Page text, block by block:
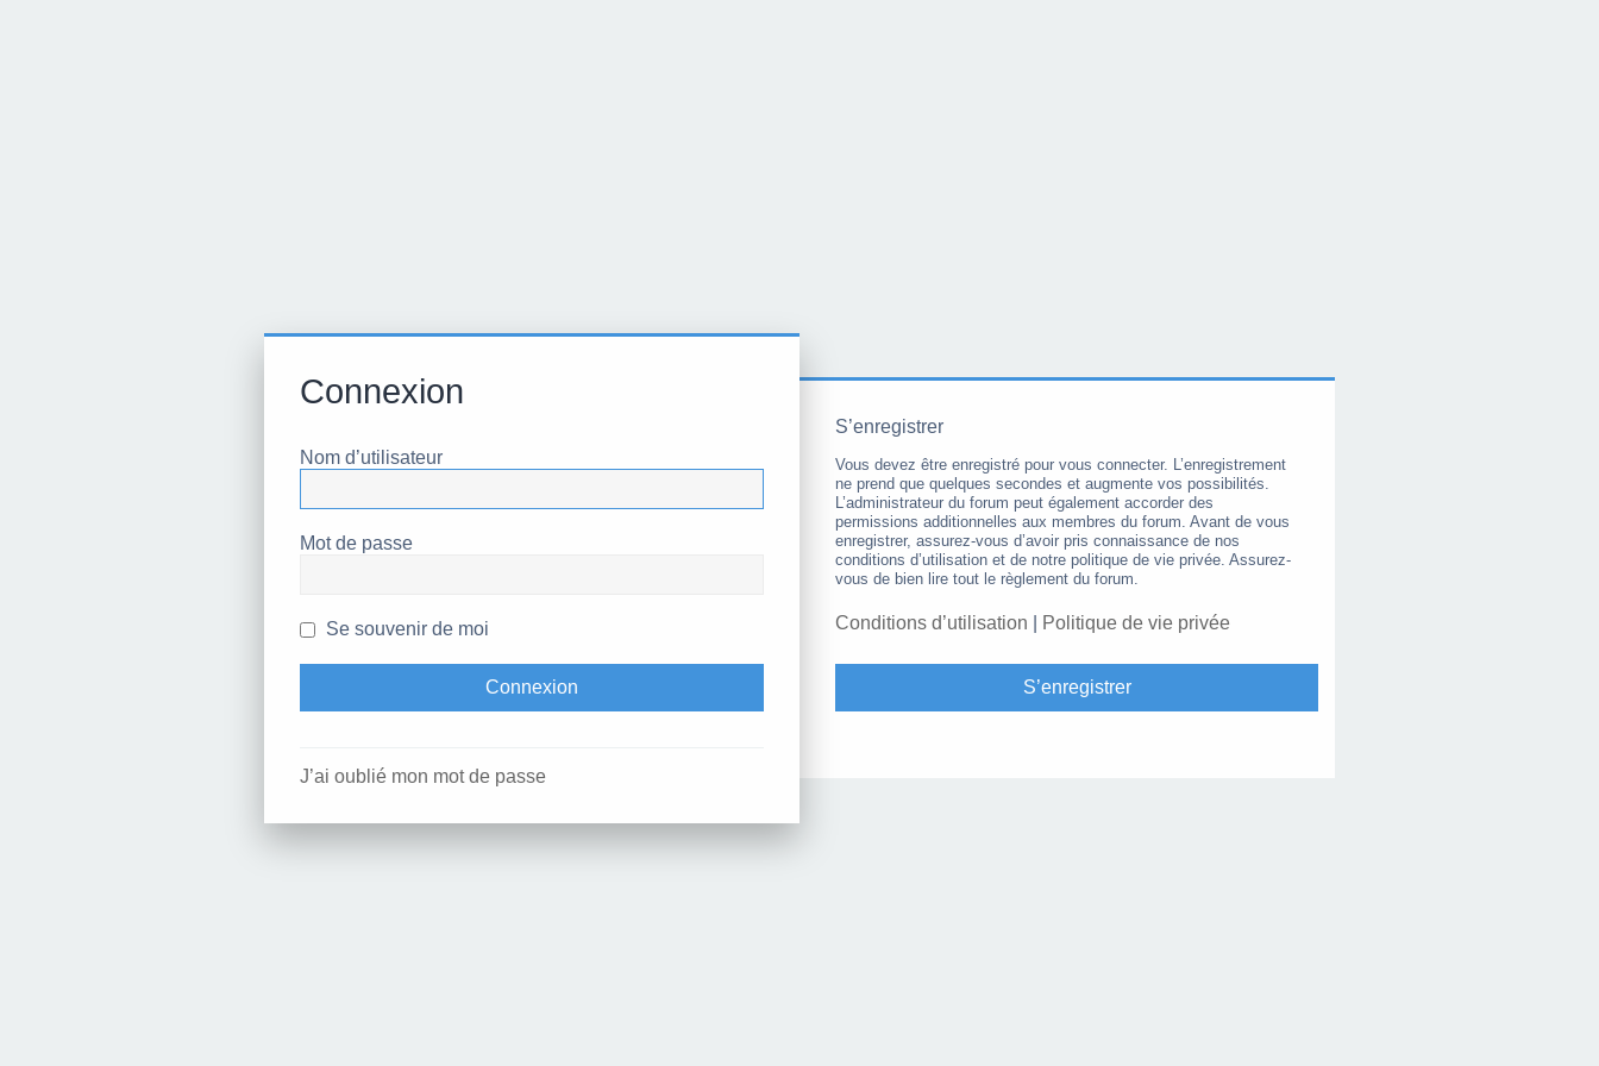
Connexion
Nom d’utilisateur
Mot de passe
Se souvenir de moi
J’ai oublié mon mot de passe
S’enregistrer
Vous devez être enregistré pour vous connecter. L’enregistrement
ne prend que quelques secondes et augmente vos possibilités.
L’administrateur du forum peut également accorder des
permissions additionnelles aux membres du forum. Avant de vous
enregistrer, assurez-vous d’avoir pris connaissance de nos
conditions d’utilisation et de notre politique de vie privée. Assurez-
vous de bien lire tout le règlement du forum.
Conditions d’utilisation Politique de vie privée
S’enregistrer